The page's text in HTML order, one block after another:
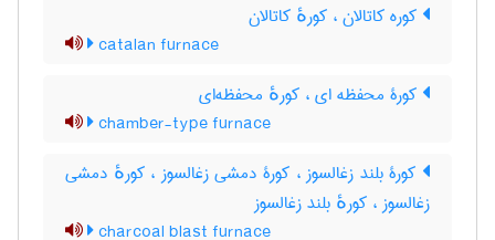
کوره کاتالان ، کورهٔ کاتالان
catalan furnace
کورۀ محفظه ای ، کورهٔ محفظه‌ای
chamber-type furnace
کورۀ بلند زغالسوز ، کورۀ دمشی زغالسوز ، کورهٔ دمشی
زغالسوز ، کورهٔ بلند زغالسوز
charcoal blast furnace